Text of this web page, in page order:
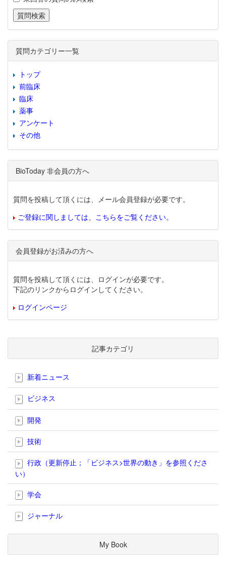
質問カテゴリー一覧
トップ
前臨床
臨床
薬事
アンケート
その他
BioToday 非会員の方へ
質問を投稿して頂くには、メール会員登録が必要です。
ご登録に関しましては、こちらをご覧ください。
会員登録がお済みの方へ
質問を投稿して頂くには、ログインが必要です。
下記のリンクからログインしてください。
ログインページ
記事カテゴリ
新着ニュース
ビジネス
開発
技術
行政（更新停止；「ビジネス>世界の動き」を参照くださ
い）
学会
ジャーナル
My Book